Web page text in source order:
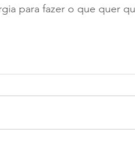
para fazer o que quer